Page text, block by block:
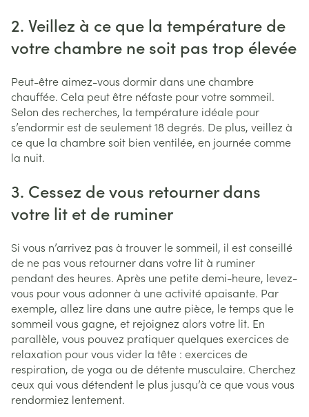
2. Veillez à ce que la température de
votre chambre ne soit pas trop élevée
Peut-être aimez-vous dormir dans une chambre
chauffée. Cela peut être néfaste pour votre sommeil.
Selon des recherches, la température idéale pour
s’endormir est de seulement 18 degrés. De plus, veillez à
ce que la chambre soit bien ventilée, en journée comme
la nuit.
3. Cessez de vous retourner dans
votre lit et de ruminer
Si vous n’arrivez pas à trouver le sommeil, il est conseillé
de ne pas vous retourner dans votre lit à ruminer
pendant des heures. Après une petite demi-heure, levez-
vous pour vous adonner à une activité apaisante. Par
exemple, allez lire dans une autre pièce, le temps que le
sommeil vous gagne, et rejoignez alors votre lit. En
parallèle, vous pouvez pratiquer quelques exercices de
relaxation pour vous vider la tête : exercices de
respiration, de yoga ou de détente musculaire. Cherchez
ceux qui vous détendent le plus jusqu’à ce que vous vous
rendormiez lentement.